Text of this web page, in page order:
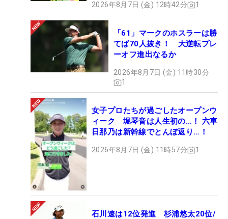
2026年8月7日 (金) 12時42分 1
「61」マークのホスラーは勝
てば70人抜き！ 大逆転プレ
ーオフ進出なるか
2026年8月7日 (金) 11時30分
1
女子プロたちが過ごしたオープンウ
ィーク 堀琴音は人生初の…！ 六車
日那乃は新幹線でとんぼ返り…！
2026年8月7日 (金) 11時57分 1
石川遼は12位発進 杉浦悠太20位/